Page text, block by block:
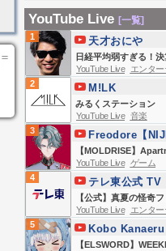
＝
っ！甘結もか 】
ケットスクエア リティーダー
※カセコンの馬
ててます。
YouTube Live [一覧]
1
日経平均弱すぎる！
終盤戦！！電線こい
どうなる半導体メモリ
は。え～普通に損切り
皆さん今日もお仕事
い！お昼の後場寄り付
放送！！
天才おにや
YouTube Live
エンタ
2
みるくステーション
M!LK
YouTube Live 音楽
3
【MOLDRISE】
Building Horror【
Freodore】
Freodore【
EN】
YouTube Live ゲーム
4
【公式】真夏の怪奇
恐怖 #心霊
テレ東公式 TV
TOKYO
YouTube Live
エンタ
5
【ELSWORD】
Kobo
hololive-ID